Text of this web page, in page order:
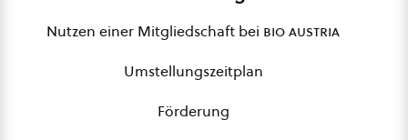
Nutzen einer Mitgliedschaft bei bio austria
Umstellungszeitplan
Förderung